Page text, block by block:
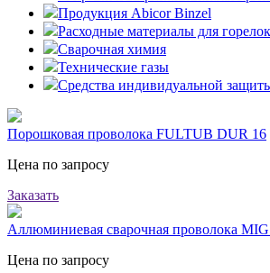
Продукция Abicor Binzel
Расходные материалы для горелок
Сварочная химия
Технические газы
Средства индивидуальной
Порошковая проволока FULTUB DUR 16
Цена по запросу
Заказать
Аллюминиевая сварочная проволока
Цена по запросу